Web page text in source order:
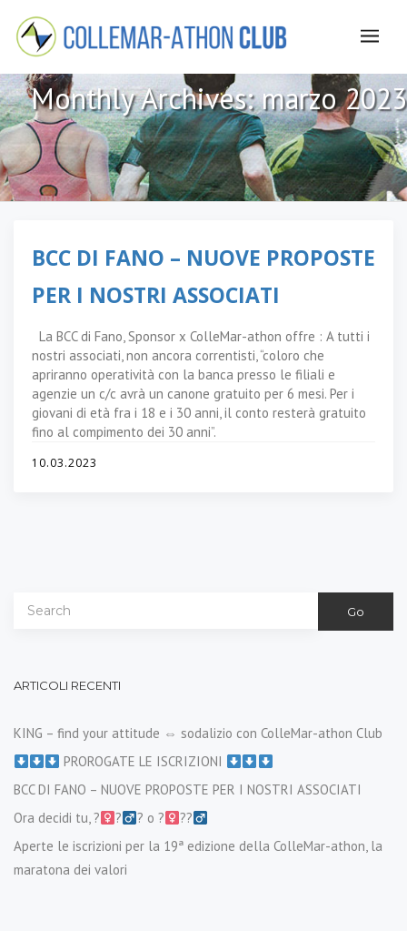
Monthly Archives:marzo 2023
BCC DI FANO – NUOVE PROPOSTE
PER I NOSTRI ASSOCIATI
La BCC di Fano, Sponsor x ColleMar-athon offre : A tutti i
nostri associati, non ancora correntisti, “coloro che
apriranno operatività con la banca presso le filiali e
agenzie un c/c avrà un canone gratuito per 6 mesi. Per i
giovani di età fra i 18 e i 30 anni, il conto resterà gratuito
fino al compimento dei 30 anni”.
10.03.2023
Go
ARTICOLI RECENTI
KING – find your attitude ⇔ sodalizio con ColleMar-athon Club
PROROGATE LE ISCRIZIONI
BCC DI FANO – NUOVE PROPOSTE PER I NOSTRI ASSOCIATI
Ora decidi tu, ?‍
?‍ ? o ?‍
??‍
Aperte le iscrizioni per la 19ª edizione della ColleMar-athon, la
maratona dei valori